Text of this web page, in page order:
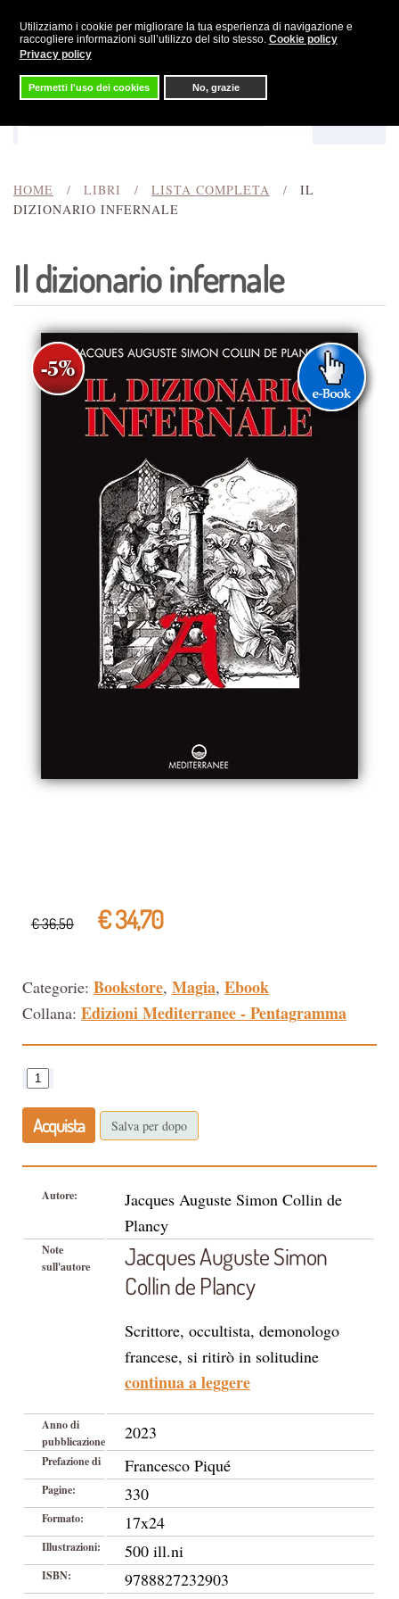
Utilizziamo i cookie per migliorare la tua esperienza di navigazione e
raccogliere informazioni sull’utilizzo del sito stesso. Cookie policy
Privacy policy
Permetti l'uso dei cookies No, grazie
Skip to main content
HOME LIBRI LISTA COMPLETA
IL
DIZIONARIO INFERNALE
Il dizionario infernale
€ 36,50 € 34,70
Categorie: Bookstore, Magia, Ebook
Collana: Edizioni Mediterranee - Pentagramma
Acquista Salva per dopo
Autore:
Jacques Auguste Simon Collin de
Plancy
Note
sull'autore
Jacques Auguste Simon
Collin de Plancy
Scrittore, occultista, demonologo
francese, si ritirò in solitudine
continua a leggere
Anno di
pubblicazione
2023
Prefazione di Francesco Piqué
Pagine: 330
Formato: 17x24
Illustrazioni: 500 ill.ni
ISBN: 9788827232903